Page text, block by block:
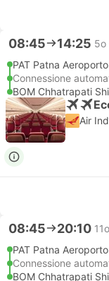
08:45 14:25 5o
PAT Patna Aeroporto
Connessione
BOM Chhatrapati
Air
08:45 20:10
PAT Patna Aeroporto
Connessione
BOM Chhatrapati